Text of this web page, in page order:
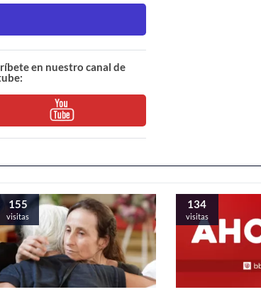
en nuestro canal de
155
visitas
134
visitas